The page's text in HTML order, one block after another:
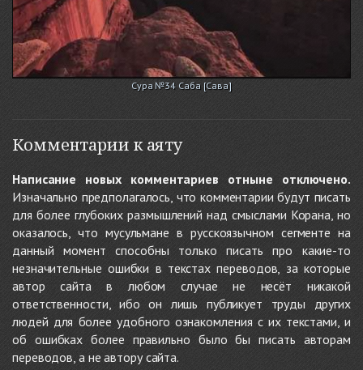
Сура №34 Саба [Сава]
Комментарии к аяту
Написание новых комментариев отныне отключено.
Изначально предполагалось, что комментарии будут писать
для более глубоких размышлений над смыслами Корана, но
оказалось, что мусульмане в русскоязычном сегменте на
данный момент способны только писать про какие-то
незначительные ошибки в текстах переводов, за которые
автор сайта в любом случае не несёт никакой
ответственности, ибо он лишь публикует труды других
людей для более удобного ознакомления с их текстами, и
об ошибках более правильно было бы писать авторам
переводов, а не автору сайта.